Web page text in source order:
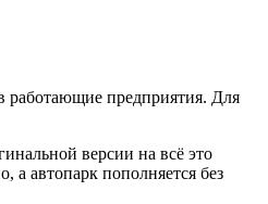
работающие предприятия. Для
версии на всё это
а автопарк пополняется без